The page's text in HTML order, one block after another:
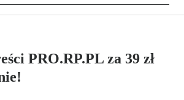
PRO.RP.PL za 39 zł